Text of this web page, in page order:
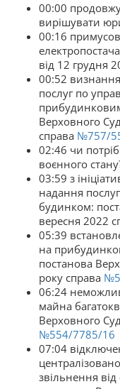
00:00
вирішувати
00:16
від 12 грудня
00:52
послуг по
Верховного
справа №757/
02:46 чи
воєнного
03:59 з
надання
будинком:
вересня 2022
05:39
на
постанова
року справа
06:24
майна
Верховного
№554/7785/16
07:04
звільнення